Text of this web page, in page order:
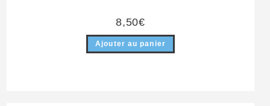
8,50€
Ajouter au panier